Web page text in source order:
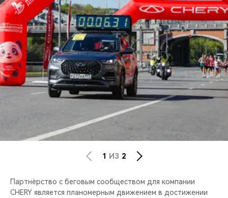
1 ИЗ 2
Партнёрство с беговым сообществом для компании
CHERY является планомерным движением в достижении